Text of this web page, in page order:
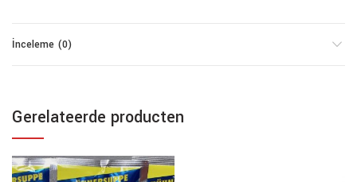
İnceleme (0)
Gerelateerde producten